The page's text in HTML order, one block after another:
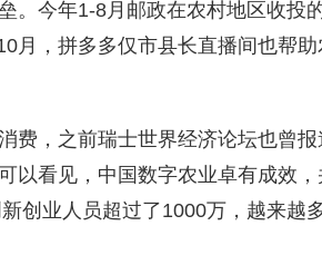
。今年1-8月邮政在农村地区收投
月，拼多多仅市县长直播间也帮
费，之前瑞士世界经济论坛也曾
以看见，中国数字农业卓有成效
创业人员超过了1000万，越来越